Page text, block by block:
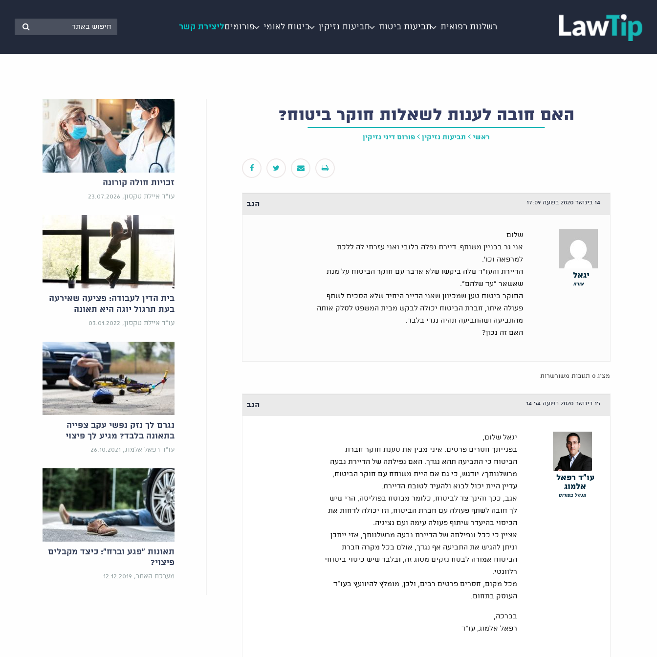
רשלנות רפואית תביעות ביטוח תביעות נזיקין ביטוח לאומי פורומיםליצירת קשר
האם חובה לענות לשאלות חוקר ביטוח?
ראשי תביעות נזיקין פורום דיני נזיקין
14 בינואר 2020 בשעה 17:09 הגב
יגאל
אורח
שלום
אני גר בבניין משותף. דיירת נפלה בלובי ואני עזרתי לה ללכת
למרפאה וכו'.
הדיירת והעו"ד שלה ביקשו שלא אדבר עם חוקר הביטוח על מנת
שאשאר "עד שלהם".
החוקר ביטוח טען שמכיוון שאני הדייר היחיד שלא הסכים לשתף
פעולה איתו, חברת הביטוח יכולה לבקש מבית המשפט לסלק אותה
מהתביעה ושהתביעה תהיה נגדי בלבד.
האם זה נכון?
מציג 0 תגובות משורשרות
15 בינואר 2020 בשעה 14:54 הגב
עו"ד רפאל
אלמוג
מנהל בפורום
יגאל שלום,
בפנייתך חסרים פרטים. איני מבין את טענת חוקר חברת
הביטוח כי התביעה תהא נגדך. האם נפילתה של הדיירת נבעה
מרשלנותך? יודגש, כי גם אם היית משוחח עם חוקר הביטוח,
עדיין היית יכול לבוא ולהעיד לטובת הדיירת.
אגב, ככך והינך צד לביטוח, כלומר מבוטח בפוליסה, הרי שיש
לך חובה לשתף פעולה עם חברת הביטוח, וזו יכולה לדחות את
הכיסוי בהיעדר שיתוף פעולה עימה ועם נציגיה.
אציין כי ככל ונפילתה של הדיירת נבעה מרשלנותך, אזי ייתכן
וניתן להגיש את התביעה אף נגדך, אולם בכל מקרה חברת
הביטוח אמורה לבטח נזקים מסוג זה, ובלבד שיש כיסוי ביטוחי
רלוונטי.
מכל מקום, חסרים פרטים רבים, ולכן, מומלץ להיוועץ בעו"ד
העוסק בתחום.
בברכה,
רפאל אלמוג, עו"ד
זכויות חולה קורונה
עו"ד איילת טקסון, 23.07.2026
בית הדין לעבודה: פציעה שאירעה
בעת תרגול יוגה היא תאונה
עו"ד איילת טקסון, 03.01.2022
נגרם לך נזק נפשי עקב צפייה
בתאונה בלבד? מגיע לך פיצוי
עו"ד רפאל אלמוג, 26.10.2021
תאונות "פגע וברח": כיצד מקבלים
פיצוי?
מערכת האתר, 12.12.2019